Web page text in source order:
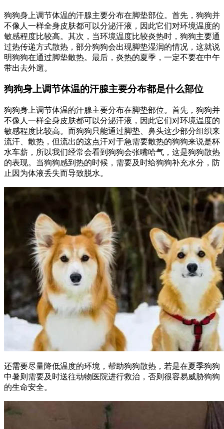
狗狗身上调节体温的汗腺主要分布在脚垫部位。首先，狗狗并
不像人一样全身皮肤都可以分泌汗液，因此它们对环境温度的
敏感程度比较高。其次，当环境温度比较炎热时，狗狗主要通
过热传递方式散热，部分狗狗会出现脚垫湿润的情况，这就说
明狗狗在通过脚垫散热。最后，炎热的夏季，一定不要在中午
带出去外遛。
狗狗身上调节体温的汗腺主要分布都是什么部位
狗狗身上调节体温的汗腺主要分布在脚垫部位。首先，狗狗并
不像人一样全身皮肤都可以分泌汗液，因此它们对环境温度的
敏感程度比较高。而狗狗只能通过脚垫、鼻头这少部分组织来
流汗、散热，但流出的这点汗对于急需要散热的狗狗来说是杯
水车薪，所以我们经常会看到狗狗会张嘴哈气，这是狗狗散热
的表现。当狗狗感到热的时候，需要及时给狗狗补充水分，防
止因为体液丢失而导致脱水。
还需要尽量降低温度的环境，帮助狗狗散热，若是在夏季狗狗
中暑则需要及时送往动物医院进行救治，否则很容易威胁狗狗
的生命安全。